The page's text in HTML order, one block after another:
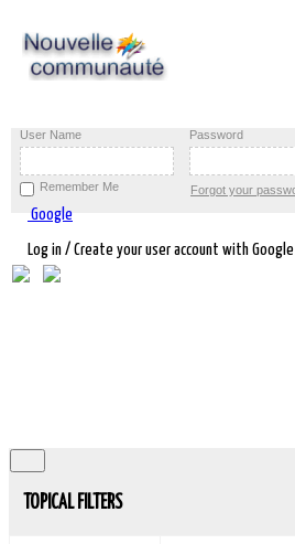
User Name Password
Remember Me Forgot your
Google
Log in / Create your user account with Google
TOPICAL FILTERS